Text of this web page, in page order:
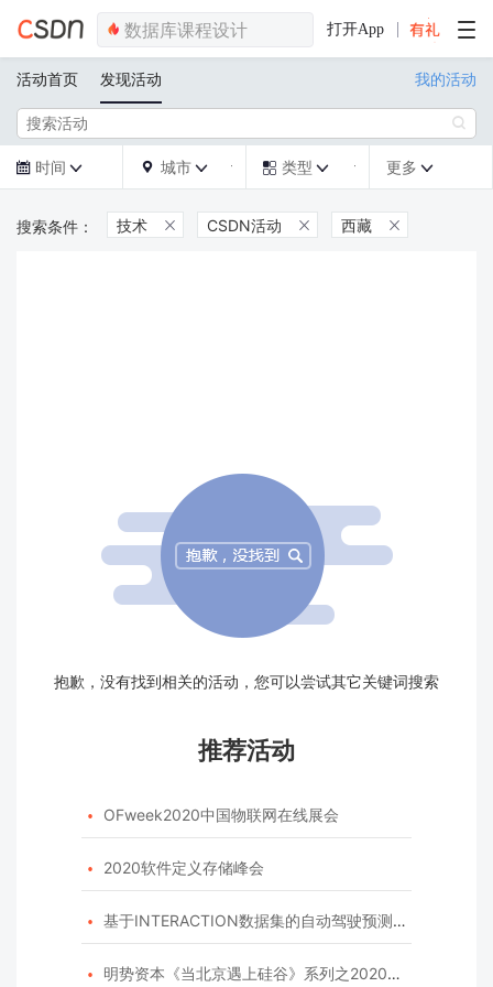
打开App
活动首页 发现活动 我的活动

 时间   城市   类型  更多 
技术  CSDN活动  西藏 
抱歉，没有找到相关的活动，您可以尝试其它关键词搜索
推荐活动
 OFweek2020中国物联网在线展会
 2020软件定义存储峰会
 基于INTERACTION数据集的自动驾驶预测模型挑战赛
 明势资本《当北京遇上硅谷》系列之2020年度开源峰会